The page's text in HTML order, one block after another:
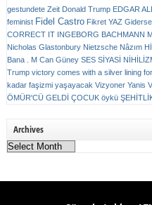
gestundete Zeit Donald Trump EDGAR
feminist Fidel Castro Fikret YAZ
CORRECT IT INGEBORG BACHMANN
Nicholas Glastonbury Nietzsche Nâzım
Bana . M Can Güney SES SİYASİ
Trump victory comes with a silver lining
kadar faşizmi yaşayacak Vizyoner Yanis
ÖMÜR'CÜ GELDİ ÇOCUK öykü
Archives
Archives